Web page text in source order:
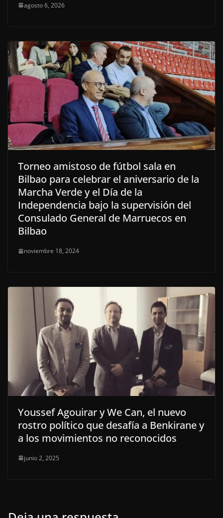
agosto 6, 2026
Torneo amistoso de fútbol sala en
Bilbao para celebrar el aniversario de la
Marcha Verde y el Día de la
Independencia bajo la supervisión del
Consulado General de Marruecos en
Bilbao
noviembre 18, 2024
Youssef Agouirar y We Can, el nuevo
rostro político que desafía a Benkirane y
a los movimientos no reconocidos
junio 2, 2025